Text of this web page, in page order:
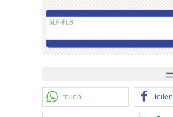
teilen teilen